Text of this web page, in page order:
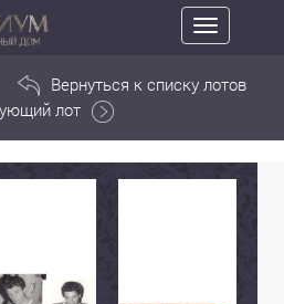
Toggle
navigation
Вернуться к списку лотов
лот